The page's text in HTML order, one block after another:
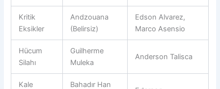
Kritik
Eksikler
Andzouana
(Belirsiz)
Edson Alvarez,
Marco Asensio
Hücum
Silahı
Guilherme
Muleka
Anderson Talisca
Kale
Bahadır Han